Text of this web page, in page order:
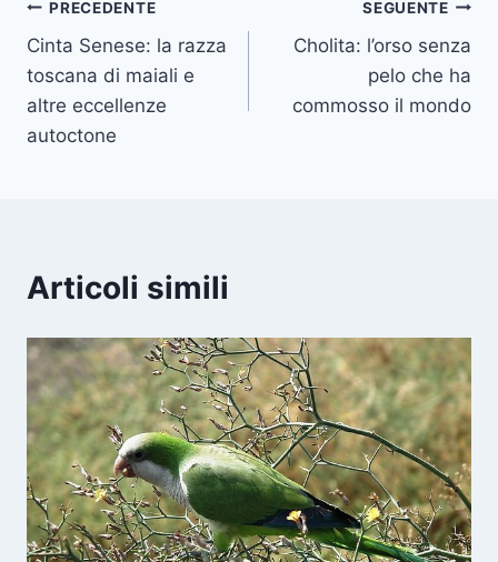
Navigazione
articoli
PRECEDENTE
Cinta Senese: la razza
toscana di maiali e
altre eccellenze
autoctone
SEGUENTE
Cholita: l’orso senza
pelo che ha
commosso il mondo
Articoli simili